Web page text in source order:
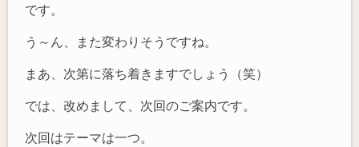
です。
う～ん、また変わりそうですね。
まあ、次第に落ち着きますでしょう（笑）
では、改めまして、次回のご案内です。
次回はテーマは一つ。